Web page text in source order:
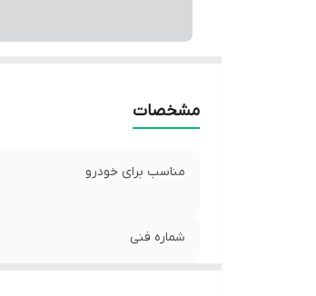
مشخصات
مناسب برای خودرو
شماره فنی